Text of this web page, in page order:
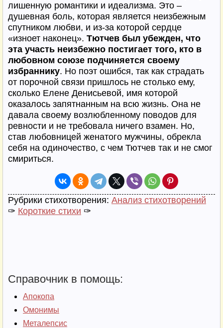
лишенную романтики и идеализма. Это –
душевная боль, которая является неизбежным
спутником любви, и из-за которой сердце
«изноет наконец». Тютчев был убежден, что
эта участь неизбежно постигает того, кто в
любовном союзе подчиняется своему
избраннику. Но поэт ошибся, так как страдать
от порочной связи пришлось не столько ему,
сколько Елене Денисьевой, имя которой
оказалось запятнанным на всю жизнь. Она не
давала своему возлюбленному поводов для
ревности и не требовала ничего взамен. Но,
став любовницей женатого мужчины, обрекла
себя на одиночество, с чем Тютчев так и не смог
смириться.
Рубрики стихотворения: Анализ стихотворений
✑ Короткие стихи ✑
Справочник в помощь:
Апокопа
Омонимы
Металепсис